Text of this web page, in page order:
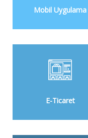
Mobil Uygulama
E-Ticaret